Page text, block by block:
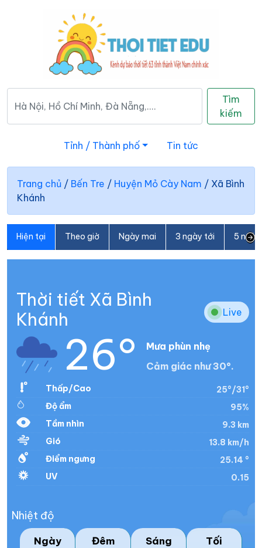
Tìm
kiếm
Tỉnh / Thành phố Tin tức
Trang chủ / Bến Tre / Huyện Mỏ Cày Nam / Xã Bình
Khánh
Hiện tại Theo giờ Ngày mai 3 ngày tới 5
Thời tiết Xã Bình
Khánh
Live
26°
Mưa phùn nhẹ
Cảm giác như 30°.
Thấp/Cao
25°/31°
Độ ẩm
95%
Tầm nhìn
9.3 km
Gió
13.8 km/h
Điểm ngưng
25.14 °
UV
0.15
Nhiệt độ
Ngày Đêm Sáng Tối